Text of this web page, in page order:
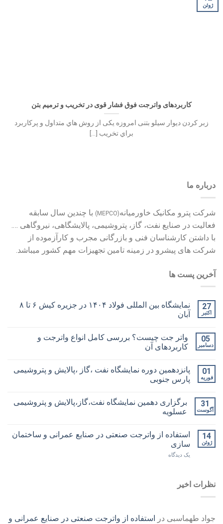
کاربردهای واترجت فوق فشار قوی در تخریب و ترمیم بتن
زﺑﺮ ﮐﺮدن دﯾﻮار ﺳﯿﻠﻮ ﺑﺘﻨﯽ اﻣﺮوزه ﯾﮑﯽ از روش ﻫﺎي ﻣﺘﺪاول و ﭘﺮﮐﺎرﺑﺮد
ﺑﺮاي ﺗﺨﺮﯾﺐ [...]
ژوئن
درباره ما
شرکت پترو مکانیک خاورمیانه(MEPCO)
با چندین سال سابقه
فعالیت در صنایع نفت، گاز، پتروشیمی، پالایشگاهی، نیروگاهی ….
با داشتن کارشناسان فنی و بازرگانی مجرب و کارآزموده از
شرکت های پیشرو در زمینه تامین تجهیزات مهم کشور میباشد.
آخرین پست ها
27
اکتبر
نمایشگاه بین المللی فولاد ۱۴۰۴ در جزیره کیش ۶ تا ۸
آبان
05
دسامبر
واتر جت چیست؟ بررسی کامل انواع واترجت و
کاربردهای آن
01
فوریه
پانزدهمین دوره نمایشگاه نفت ،گاز ،پالایش و پتروشیمی
پارس جنوبی
31
آگوست
برگزاری دهمین نمایشگاه نفت،گاز،پالایش و پتروشیمی
عسلویه
14
ژوئن
استفاده از واترجت صنعتی در صنایع عمرانی و ساختمان
سازی
یک دیدگاه
نظرات اخیر
جواد طهماسبی در استفاده از واترجت صنعتی در صنایع عمرانی و